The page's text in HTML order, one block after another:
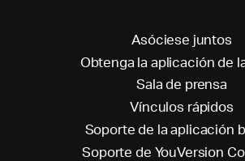
Asóciese juntos
Obtenga la aplicación de l
Sala de prensa
Vínculos rápidos
Soporte de la aplicación b
Soporte de YouVersion Co